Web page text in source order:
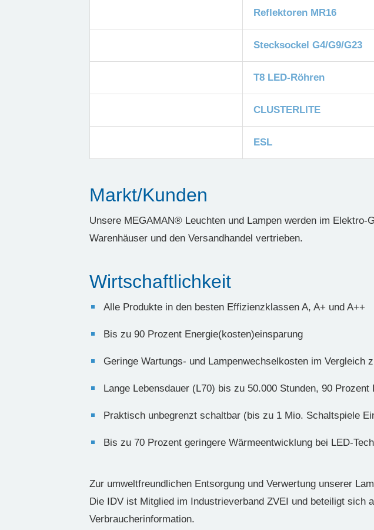
Reflektoren MR16
Stecksockel G4/G9/G23
T8 LED-Röhren
CLUSTERLITE
ESL
Markt/Kunden
Unsere MEGAMAN® Leuchten und Lampen werden im
Warenhäuser und den Versandhandel vertrieben.
Wirtschaftlichkeit
Alle Produkte in den besten Effizienzklassen A, A+ und A++
Bis zu 90 Prozent Energie(kosten)einsparung
Geringe Wartungs- und Lampenwechselkosten im Vergleich
Lange Lebensdauer (L70) bis zu 50.000 Stunden, 90
Praktisch unbegrenzt schaltbar (bis zu 1 Mio. Schaltspiele
Bis zu 70 Prozent geringere Wärmeentwicklung bei LED-
Zur umweltfreundlichen Entsorgung und Verwertung unserer
Die IDV ist Mitglied im Industrieverband ZVEI und beteiligt sich
Verbraucherinformation.